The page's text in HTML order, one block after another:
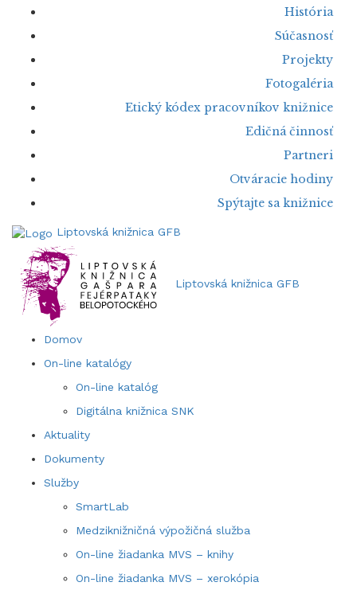
História
Súčasnosť
Projekty
Fotogaléria
Etický kódex pracovníkov knižnice
Edičná činnosť
Partneri
Otváracie hodiny
Spýtajte sa knižnice
Liptovská knižnica GFB
Liptovská knižnica GFB
Domov
On-line katalógy
On-line katalóg
Digitálna knižnica SNK
Aktuality
Dokumenty
Služby
SmartLab
Medziknižničná výpožičná služba
On-line žiadanka MVS – knihy
On-line žiadanka MVS – xerokópia